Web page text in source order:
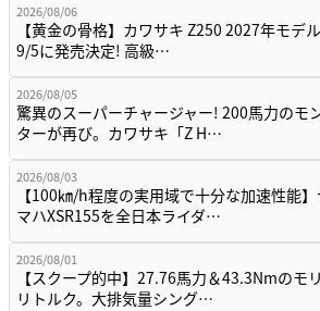
2026/08/06
【黄金の骨格】カワサキ Z250 2027年モデ
9/5に発売決定! 高級…
2026/08/05
驚異のスーパーチャージャー! 200馬力のモ
ターが再び。カワサキ「Z H…
2026/08/03
【100㎞/h程度の実用域で十分な加速性能】
マハXSR155を全日本ライダ…
2026/08/01
【スクープ的中】27.76馬力＆43.3Nmのモ
リトルク。大排気量シング…